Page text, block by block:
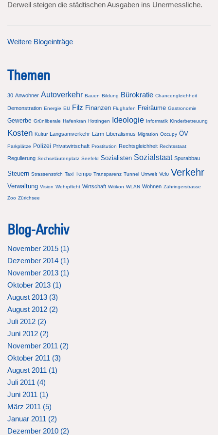
Derweil steigen die städtischen Ausgaben ins Unermessliche.
Weitere Blogeinträge
Themen
30 Anwohner Autoverkehr Bauen Bildung Bürokratie Chancengleichheit
Demonstration Energie EU Filz Finanzen Flughafen Freiräume Gastronomie
Gewerbe Grünliberale Hafenkran Hottingen Ideologie Informatik Kinderbetreuung
Kosten Kultur Langsamverkehr Lärm Liberalismus Migration Occupy ÖV
Parkplätze Polizei Privatwirtschaft Prostitution Rechtsgleichheit Rechtsstaat
Regulierung Sechseläutenplatz Seefeld Sozialisten Sozialstaat Spurabbau
Steuern Strassenstrich Taxi Tempo Transparenz Tunnel Umwelt Velo Verkehr
Verwaltung Vision Wehrpflicht Wirtschaft Witikon WLAN Wohnen Zähringerstrasse
Zoo Zürichsee
Blog-Archiv
November 2015 (1)
Dezember 2014 (1)
November 2013 (1)
Oktober 2013 (1)
August 2013 (3)
August 2012 (2)
Juli 2012 (2)
Juni 2012 (2)
November 2011 (2)
Oktober 2011 (3)
August 2011 (1)
Juli 2011 (4)
Juni 2011 (1)
März 2011 (5)
Januar 2011 (2)
Dezember 2010 (2)